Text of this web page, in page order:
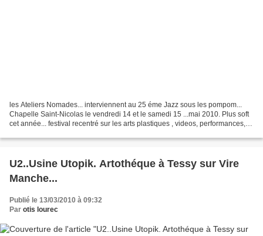
les Ateliers Nomades... interviennent au 25 éme Jazz sous les pompom...
Chapelle Saint-Nicolas le vendredi 14 et le samedi 15 ...mai 2010. Plus soft
cet année... festival recentré sur les arts plastiques , videos, performances,
U2..Usine Utopik. Artothéque à Tessy sur Vire
Manche...
Publié le 13/03/2010 à 09:32
Par otis lourec